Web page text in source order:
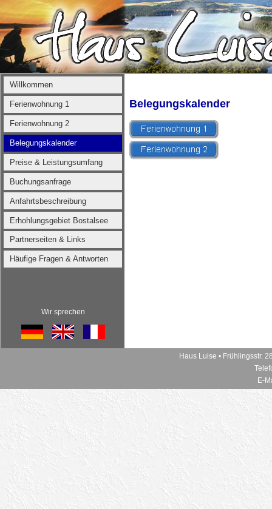
Willkommen
Ferienwohnung 1
Ferienwohnung 2
Belegungskalender
Preise & Leistungsumfang
Buchungsanfrage
Anfahrtsbeschreibung
Erhohlungsgebiet Bostalsee
Partnerseiten & Links
Häufige Fragen & Antworten
Wir sprechen
Belegungskalender
Haus Luise • Frühlingsstr.
E-